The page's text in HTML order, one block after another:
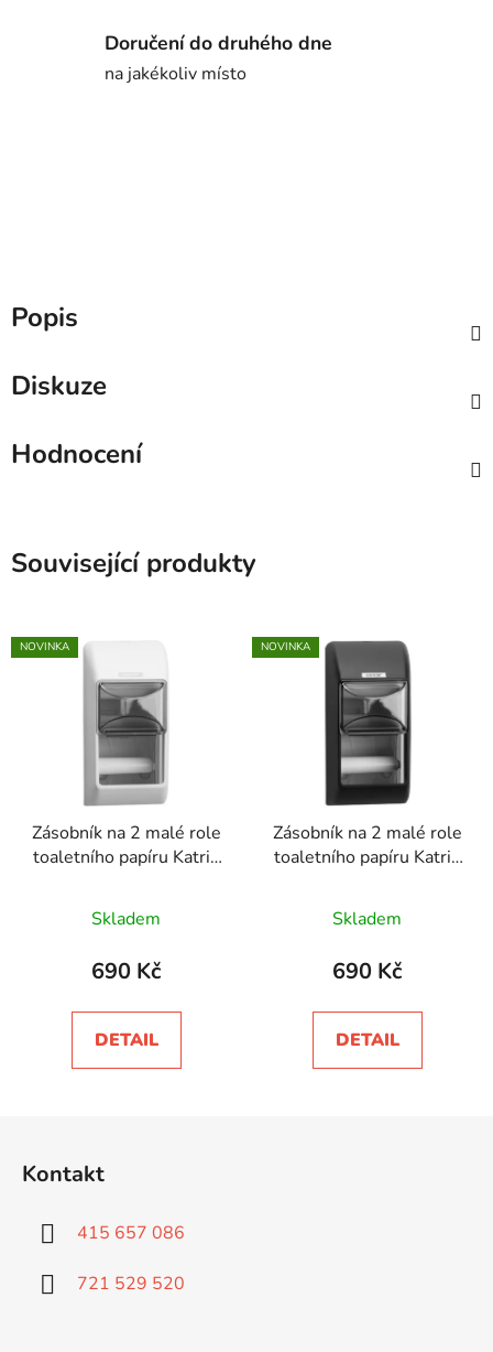
Doručení do druhého dne
na jakékoliv místo
Popis
Diskuze
Hodnocení
Související produkty
NOVINKA
Zásobník na 2 malé role
toaletního papíru Katrin
Skladem
690 Kč
DETAIL
NOVINKA
Zásobník na 2 malé role
toaletního papíru Katrin
Skladem
690 Kč
DETAIL
Kontakt
415 657 086
721 529 520